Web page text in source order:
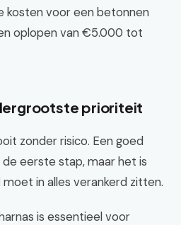
kosten voor een betonnen
oplopen van €5.000 tot
prioriteit
zonder risico. Een goed
eerste stap, maar het is
moet in alles verankerd zitten.
is essentieel voor